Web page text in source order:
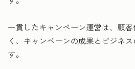
一貫したキャンペーン運営は、顧
く、キャンペーンの成果とビジネ
す。